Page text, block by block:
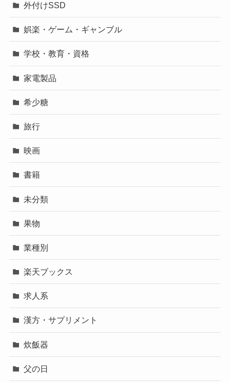
外付けSSD
娯楽・ゲーム・ギャンブル
学校・教育・資格
家電製品
希少糖
旅行
映画
書籍
未分類
果物
業種別
楽天ブックス
求人系
漢方・サプリメント
炊飯器
父の日